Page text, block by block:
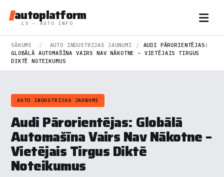
autoplatform
.LV — AUTO INFO
SĀKUMS / AUTO INDUSTRIJAS JAUNUMI /
AUDI PĀRORIENTĒJAS:
GLOBĀLĀ AUTOMAŠĪNA VAIRS NAV NĀKOTNE – VIETĒJAIS TIRGUS
DIKTĒ NOTEIKUMUS
AUTO INDUSTRIJAS JAUNUMI
Audi Pārorientējas: Globālā
Automašīna Vairs Nav Nākotne –
Vietējais Tirgus Diktē
Noteikumus